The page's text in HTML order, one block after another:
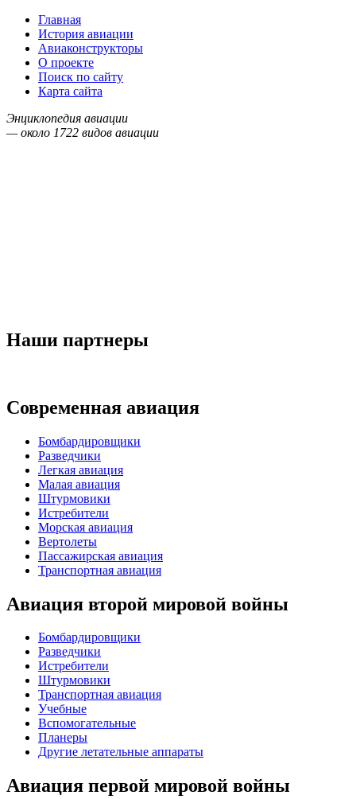
Главная
История авиации
Авиаконструкторы
О проекте
Поиск по сайту
Карта сайта
Энциклопедия авиации
— около 1722 видов авиации
Наши партнеры
Современная авиация
Бомбардировщики
Разведчики
Легкая авиация
Малая авиация
Штурмовики
Истребители
Морская авиация
Вертолеты
Пассажирская авиация
Транспортная авиация
Авиация второй мировой войны
Бомбардировщики
Разведчики
Истребители
Штурмовики
Транспортная авиация
Учебные
Вспомогательные
Планеры
Другие летательные аппараты
Авиация первой мировой войны